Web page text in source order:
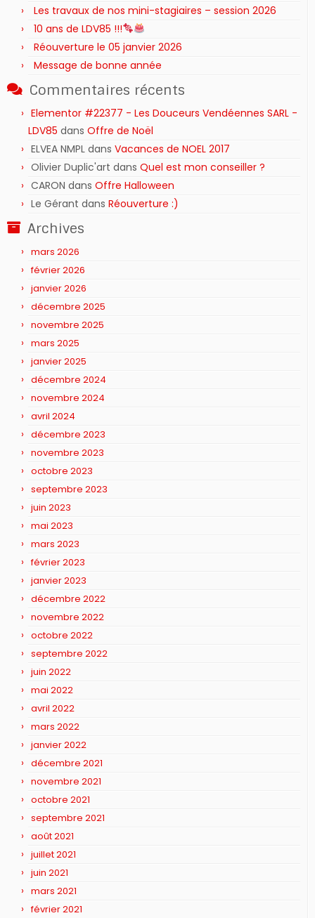
Les travaux de nos mini-stagiaires – session 2026 ‍‍‍‍‍
10 ans de LDV85 !!!
Réouverture le 05 janvier 2026
Message de bonne année
Commentaires récents
Elementor #22377 - Les Douceurs Vendéennes SARL -
LDV85 dans Offre de Noël
ELVEA NMPL dans Vacances de NOEL 2017
Olivier Duplic'art dans Quel est mon conseiller ?
CARON dans Offre Halloween
Le Gérant dans Réouverture :)
Archives
mars 2026
février 2026
janvier 2026
décembre 2025
novembre 2025
mars 2025
janvier 2025
décembre 2024
novembre 2024
avril 2024
décembre 2023
novembre 2023
octobre 2023
septembre 2023
juin 2023
mai 2023
mars 2023
février 2023
janvier 2023
décembre 2022
novembre 2022
octobre 2022
septembre 2022
juin 2022
mai 2022
avril 2022
mars 2022
janvier 2022
décembre 2021
novembre 2021
octobre 2021
septembre 2021
août 2021
juillet 2021
juin 2021
mars 2021
février 2021